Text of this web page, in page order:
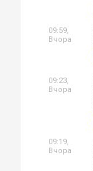
09:59,
Вчора
09:23,
Вчора
09:19,
Вчора